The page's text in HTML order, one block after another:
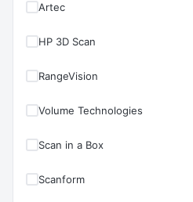
Artec
HP 3D Scan
RangeVision
Volume Technologies
Scan in a Box
Scanform